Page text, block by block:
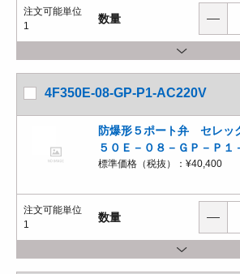
注文可能単位
1
数量
4F350E-08-GP-P1-AC220V
防爆形５ポート弁 セレッ
５０Ｅ－０８－ＧＰ－Ｐ１
標準価格（税抜）： ¥40,400
注文可能単位
1
数量